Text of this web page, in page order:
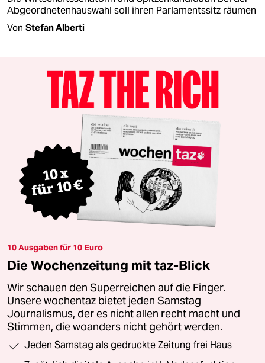
Abgeordnetenhauswahl soll ihren Parlamentssitz räumen
Von Stefan Alberti
10 Ausgaben für 10 Euro
Die Wochenzeitung mit taz-Blick
Wir schauen den Superreichen auf die Finger.
Unsere wochentaz bietet jeden Samstag
Journalismus, der es nicht allen recht macht und
Stimmen, die woanders nicht gehört werden.
Jeden Samstag als gedruckte Zeitung frei Haus